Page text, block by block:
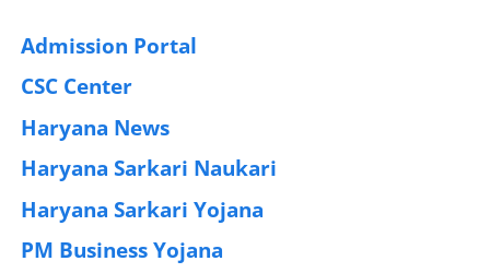
Admission Portal
CSC Center
Haryana News
Haryana Sarkari Naukari
Haryana Sarkari Yojana
PM Business Yojana